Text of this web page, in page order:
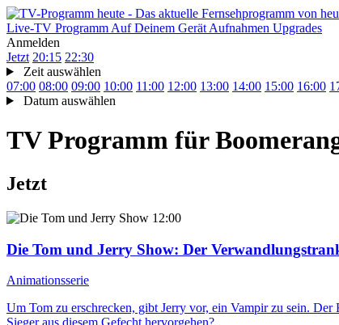
Live-TV Programm Auf Deinem Gerät Aufnahmen Upgrades
Anmelden
Jetzt 20:15 22:30
Zeit auswählen
07:00 08:00 09:00 10:00 11:00 12:00 13:00 14:00 15:00 16:00
Datum auswählen
TV Programm für
Jetzt
12:00
Die Tom und Jerry Show: Der
Animationsserie
Um Tom zu erschrecken, gibt Jerry vor, ein Vampir zu sein.